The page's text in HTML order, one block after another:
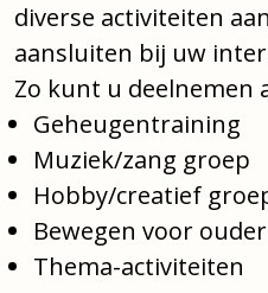
diverse activiteiten
aansluiten bij uw
Zo kunt u deelnemen
Geheugentraining
Muziek/zang groep
Hobby/creatief
Bewegen voor
Thema-activiteiten